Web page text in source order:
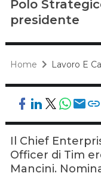
Polo
presidente
Home Lavoro E
Il Chief
Officer di Tim
Mancini.